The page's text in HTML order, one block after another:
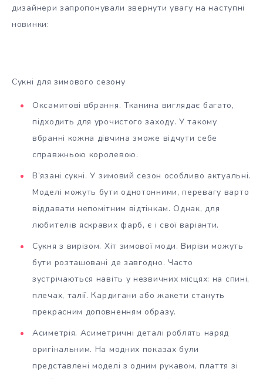
дизайнери запропонували звернути увагу на наступні
новинки:
Сукні для зимового сезону
Оксамитові вбрання. Тканина виглядає багато,
підходить для урочистого заходу. У такому
вбранні кожна дівчина зможе відчути себе
справжньою королевою.
В’язані сукні. У зимовий сезон особливо актуальні.
Моделі можуть бути однотонними, перевагу варто
віддавати непомітним відтінкам. Однак, для
любителів яскравих фарб, є і свої варіанти.
Сукня з вирізом. Хіт зимової моди. Вирізи можуть
бути розташовані де завгодно. Часто
зустрічаються навіть у незвичних місцях: на спині,
плечах, талії. Кардигани або жакети стануть
прекрасним доповненням образу.
Асиметрія. Асиметричні деталі роблять наряд
оригінальним. На модних показах були
представлені моделі з одним рукавом, плаття зі